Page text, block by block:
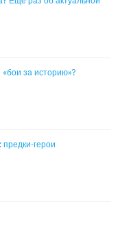
за историю»?
предки-герои